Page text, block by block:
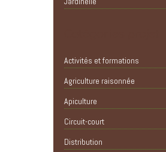
Activités et formations
Agriculture raisonnée
Apiculture
Circuit-court
Distribution